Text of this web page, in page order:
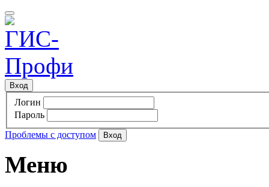
Вход
Логин
Пароль
Проблемы с доступом
Меню